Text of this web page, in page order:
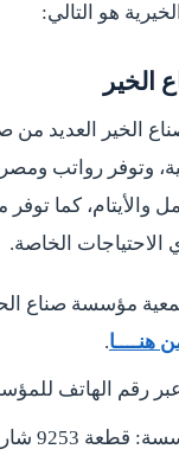
هو التالي:
الخير العديد من
وتوفر رواتب
والأيتام، كما
الخاصة.
مؤسسة صناع
هنــــا.
رقم الهاتف للمؤسسة:
عنوان